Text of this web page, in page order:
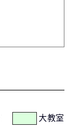
大教室